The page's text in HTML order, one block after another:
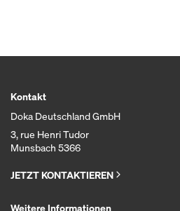
Kontakt
Doka Deutschland GmbH
3, rue Henri Tudor
Munsbach 5366
JETZT KONTAKTIEREN
Weitere Informationen